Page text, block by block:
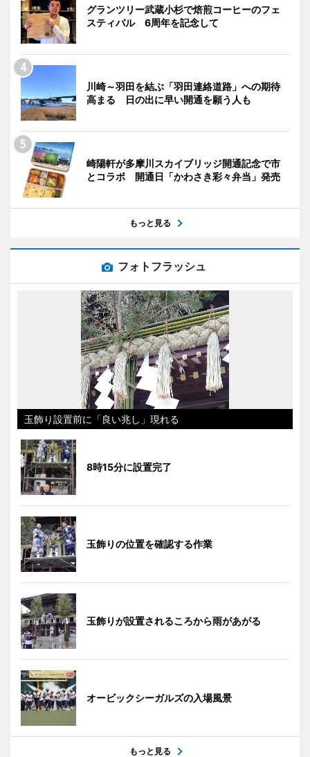
グランツリー武蔵小杉で焙煎コーヒーのフェ
スティバル 6周年を記念して
川崎～羽田を結ぶ「羽田連絡道路」への期待
高まる 日の出に早い開通を願う人も
崎陽軒が多摩川スカイブリッジ開通記念で市
とコラボ 開通日「かわさき彩々弁当」発売
もっと見る
フォトフラッシュ
玉飾り設置前に「良い兆し」現れる
8時15分に設置完了
玉飾りの位置を確認する作業
玉飾りが設置されるころから雨があがる
オービックシーガルズの入場風景
もっと見る